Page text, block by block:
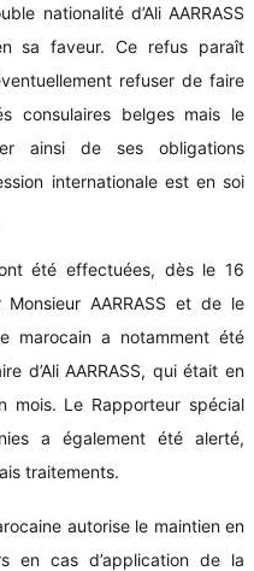
nationalité d’Ali AARRASS
sa faveur. Ce refus paraît
refuser de faire
consulaires belges mais le
ainsi de ses obligations
internationale est en soi
été effectuées, dès le 16
AARRASS et de le
marocain a notamment été
d’Ali AARRASS, qui était en
mois. Le Rapporteur spécial
a également été alerté,
traitements.
autorise le maintien en
en cas d’application de la